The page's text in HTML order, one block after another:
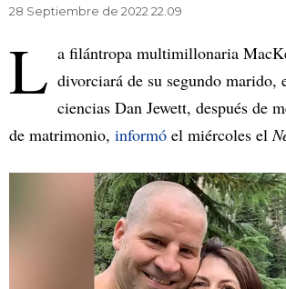
28 Septiembre de 2022 22.09
L a filántropa multimillonaria
divorciará de su segundo marido,
ciencias Dan Jewett, después de
de matrimonio, informó el miércoles el